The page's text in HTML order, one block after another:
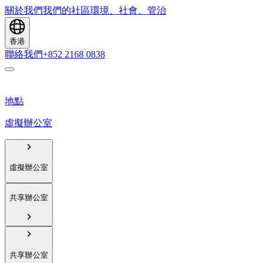
關於我們我們的社區環境、社會、管治
香港
聯絡我們+852 2168 0838
地點
虛擬辦公室
虛擬辦公室
共享辦公室
共享辦公室